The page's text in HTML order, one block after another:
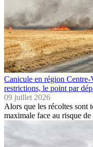
Canicule en région
restrictions, le point par
09 juillet 2026
Alors que les récoltes sont
maximale face au risque